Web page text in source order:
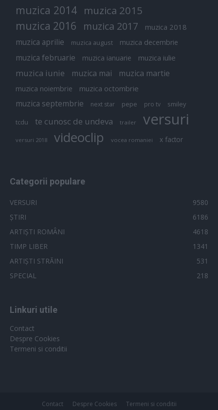
muzica 2014 muzica 2015
muzica 2016 muzica 2017 muzica 2018
muzica aprilie muzica august muzica decembrie
muzica februarie muzica ianuarie muzica iulie
muzica iunie muzica mai muzica martie
muzica noiembrie muzica octombrie
muzica septembrie next star pepe pro tv smiley
tcdu te cunosc de undeva trailer versuri
versuri 2018 videoclip vocea romaniei x factor
Categorii populare
VERSURI
9580
ȘTIRI
6186
ARTIȘTI ROMÂNI
4618
TIMP LIBER
1341
ARTIȘTI STRĂINI
531
SPECIAL
218
Linkuri utile
Contact
Despre Cookies
Termeni si conditii
Contact Despre Cookies Termeni si conditii